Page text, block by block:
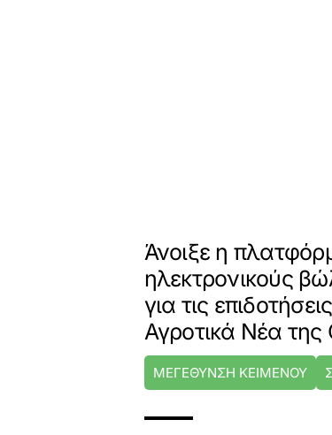
Άνοιξε η
ηλεκτρονικούς
για τις
Αγροτικά Νέα
ΜΕΓΕΘΥΝΣΗ ΚΕΙΜΕΝΟΥ